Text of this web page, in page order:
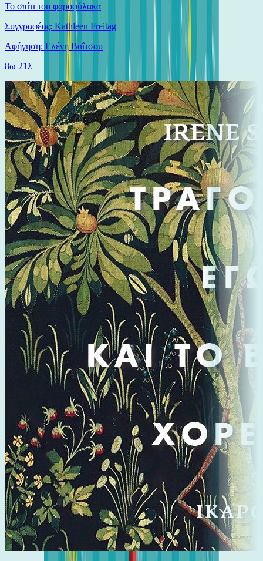
Το σπίτι του φαροφύλακα
Συγγραφέας: Kathleen Freitag
Αφήγηση: Ελένη Βαΐτσου
8ω 21λ